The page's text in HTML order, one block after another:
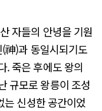
자들의 안녕을 기원
神)과 동일시되기도
. 죽은 후에도 왕의
규모로 왕릉이 조성
는 신성한 공간이었